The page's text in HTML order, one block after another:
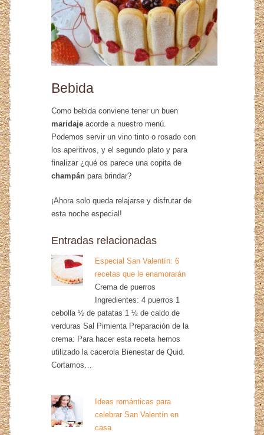
Bebida
Como bebida conviene tener un buen
maridaje acorde a nuestro menú.
Podemos servir un vino tinto o rosado con
los aperitivos, y el segundo plato y para
finalizar ¿qué os parece una copita de
champán para brindar?
¡Ahora solo queda relajarse y disfrutar de
esta noche especial!
Entradas relacionadas
Especial San Valentín: 6
recetas que le enamorarán
Crema de puerros
Ingredientes: 4 puerros 1
cebolla ½ de patatas 1 ½ de caldo de
verduras Sal Pimienta Preparación de la
crema: Para hacer esta receta hemos
utilizado la cacerola Bienestar de Quid.
Cortamos…
Ideas románticas para
celebrar San Valentín en
casa